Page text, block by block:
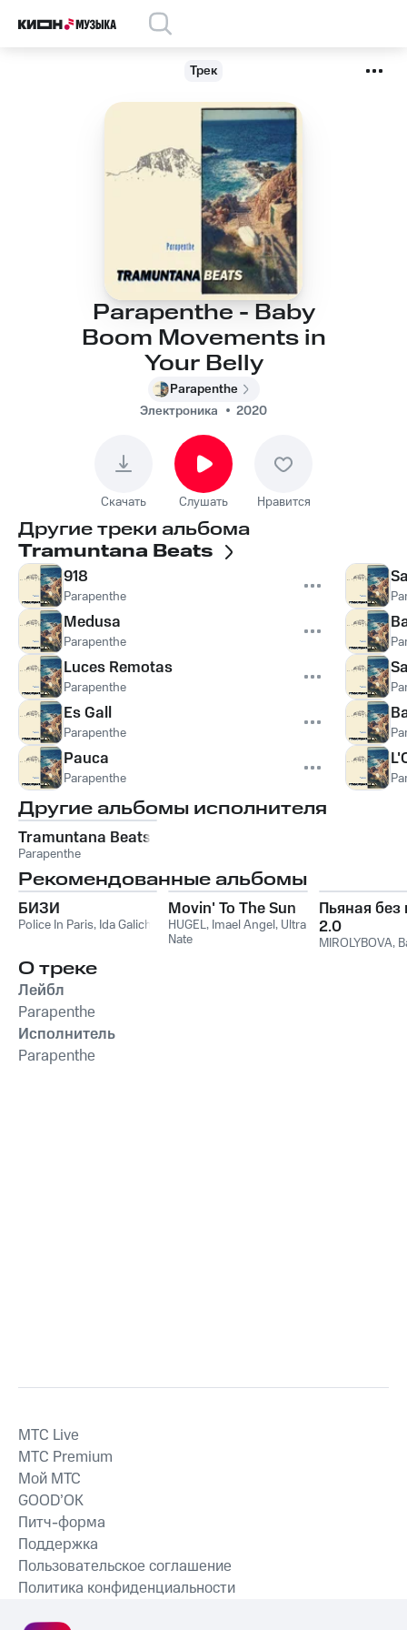
Трек
Parapenthe - Baby
Boom Movements in
Your Belly
Parapenthe
Электроника
2020
Скачать Слушать Нравится
Другие треки альбома
Tramuntana Beats
918
Parapenthe
Medusa
Parapenthe
Luces Remotas
Parapenthe
Es Gall
Parapenthe
Pauca
Parapenthe
Другие альбомы исполнителя
Tramuntana Beats
Parapenthe
Рекомендованные альбомы
БИЗИ
Police In Paris, Ida Galich
Movin' To The Sun
HUGEL, Imael Angel, Ultra
Nate
Пьяная без
2.0
MIROLYBOVA,
О треке
Лейбл
Parapenthe
Исполнитель
Parapenthe
MTС Live
MTС Premium
Мой МТС
GOOD’OK
Питч-форма
Поддержка
Пользовательское соглашение
Политика конфиденциальности